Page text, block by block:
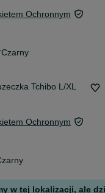
Ochronnym
Czarny
Tchibo L/XL
Ochronnym
w tej lokalizacji, ale